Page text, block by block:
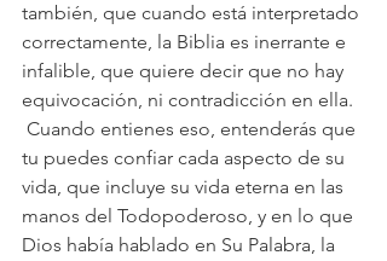
también, que cuando está interpretado
correctamente, la Biblia es inerrante e
infalible, que quiere decir que no hay
equivocación, ni contradicción en ella.
Cuando entienes eso, entenderás que
tu puedes confiar cada aspecto de su
vida, que incluye su vida eterna en las
manos del Todopoderoso, y en lo que
Dios había hablado en Su Palabra, la